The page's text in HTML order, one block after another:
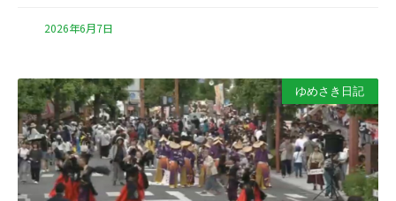
2026年6月7日
ゆめさき日記